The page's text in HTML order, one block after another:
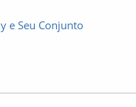
e Seu Conjunto